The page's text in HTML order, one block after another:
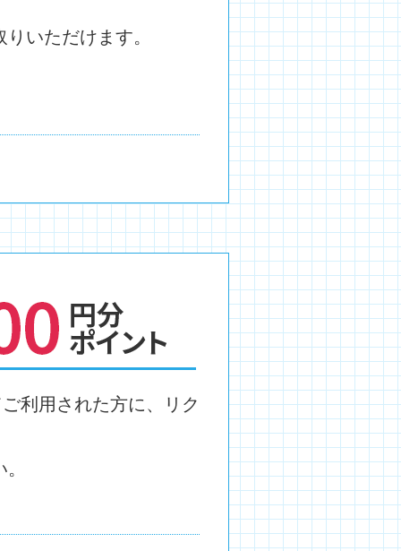
いただけます。
利用された方に、リク